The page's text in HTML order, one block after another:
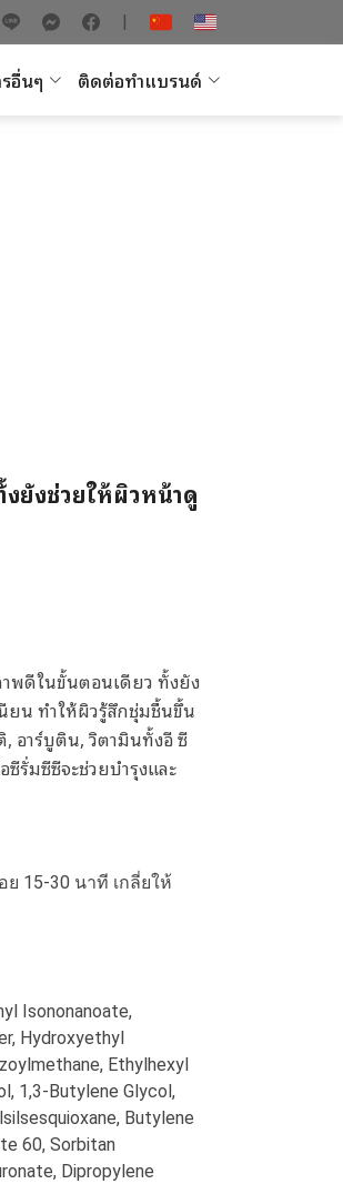
|
อื่นๆ ติดต่อทำแบรนด์
ยังช่วยให้ผิวหน้าดู
าพดีในขั้นตอนเดียว ทั้งยัง
ยน ทำให้ผิวรู้สึกชุ่มชื้นขึ้น
, อาร์บูติน, วิตามินทั้งอี ซี
รั่มซีซีจะช่วยบำรุงและ
15-30 นาที เกลี่ยให้
Isononanoate,
Hydroxyethyl
Ethylhexyl
1,3-Butylene Glycol,
Butylene
60, Sorbitan
Dipropylene